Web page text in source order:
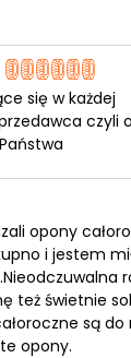
się w każdej
czyli
opony
i jestem
też świetnie
są do
opony.